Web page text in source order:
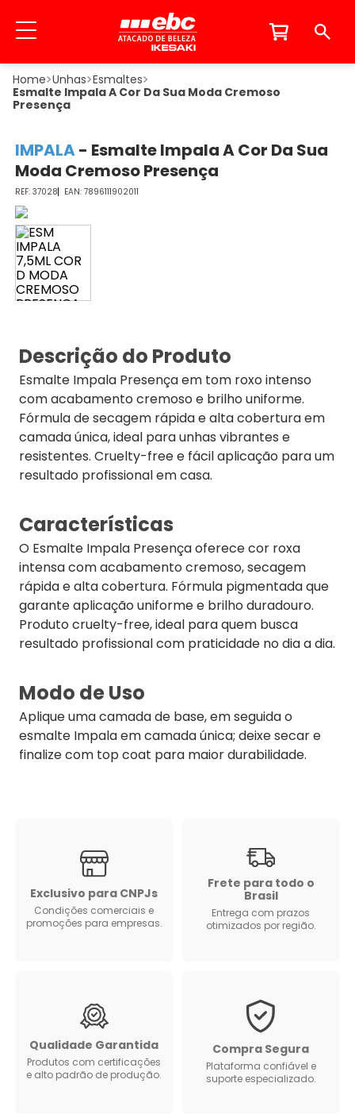
Unhas Esmaltes
Esmalte Impala A Cor Da Sua Moda Cremoso
Presença
IMPALA- Esmalte Impala A Cor Da Sua
Moda Cremoso Presença
37028 7896111902011
Descrição do Produto
Esmalte Impala Presença em tom roxo intenso
com acabamento cremoso e brilho uniforme.
Fórmula de secagem rápida e alta cobertura em
camada única, ideal para unhas vibrantes e
resistentes. Cruelty-free e fácil aplicação para um
resultado profissional em casa.
Características
O Esmalte Impala Presença oferece cor roxa
intensa com acabamento cremoso, secagem
rápida e alta cobertura. Fórmula pigmentada que
garante aplicação uniforme e brilho duradouro.
Produto cruelty-free, ideal para quem busca
resultado profissional com praticidade no dia a dia.
Modo de Uso
Aplique uma camada de base, em seguida o
esmalte Impala em camada única; deixe secar e
finalize com top coat para maior durabilidade.
Exclusivo para CNPJs
Condições comerciais e
promoções para empresas.
Frete para todo o
Brasil
Entrega com prazos
otimizados por região.
Qualidade Garantida
Produtos com certificações
e alto padrão de produção.
Compra Segura
Plataforma confiável e
suporte especializado.